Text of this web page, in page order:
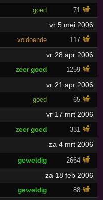
goed 71
vr 5 mei 2006
voldoende 117
vr 28 apr 2006
zeer goed 1259
vr 21 apr 2006
goed 65
vr 17 mrt 2006
zeer goed 331
za 4 mrt 2006
geweldig 2664
za 18 feb 2006
geweldig 88